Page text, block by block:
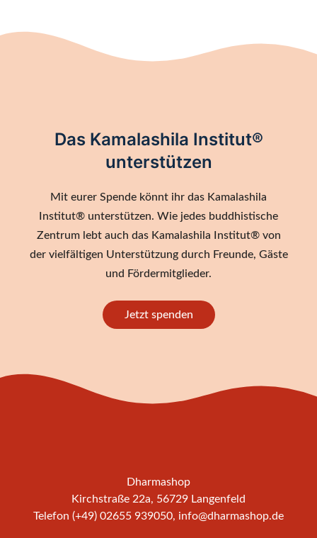
Das Kamalashila Institut®
unterstützen
Mit eurer Spende könnt ihr das Kamalashila
Institut® unterstützen. Wie jedes buddhistische
Zentrum lebt auch das Kamalashila Institut® von
der vielfältigen Unterstützung durch Freunde, Gäste
und Fördermitglieder.
Jetzt spenden
Dharmashop
Kirchstraße 22a, 56729 Langenfeld
Telefon (+49) 02655 939050, info@dharmashop.de